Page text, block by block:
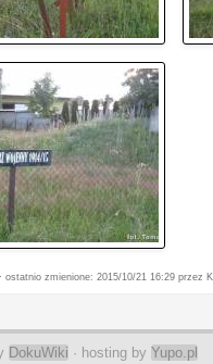
zmienione: 2015/10/21 16:29 przez
DokuWiki · hosting by Yupo.pl